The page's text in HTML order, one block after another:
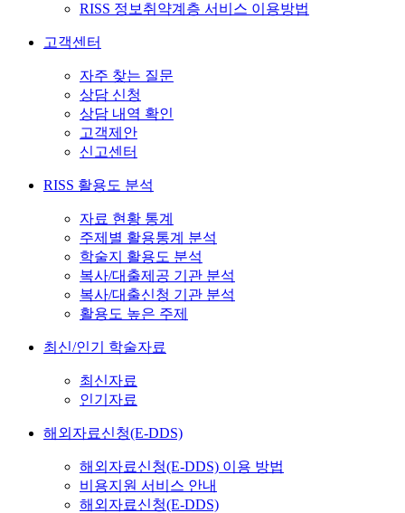
RISS 정보취약계층 서비스 이용방법
고객센터
자주 찾는 질문
상담 신청
상담 내역 확인
고객제안
신고센터
RISS 활용도 분석
자료 현황 통계
주제별 활용통계 분석
학술지 활용도 분석
복사/대출제공 기관 분석
복사/대출신청 기관 분석
활용도 높은 주제
최신/인기 학술자료
최신자료
인기자료
해외자료신청(E-DDS)
해외자료신청(E-DDS) 이용 방법
비용지원 서비스 안내
해외자료신청(E-DDS)